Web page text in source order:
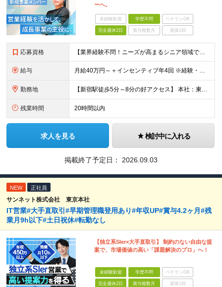
ーへ。
未経験歓迎 学歴不問 ベテランOK
完全週休2日 賞与複数月 面接1回
応募資格 【業界経験不問！ニーズが高まるシニア領域で活躍】 ■20代・30代・40代・50代まで幅広く活躍 ■何かしらの営業経験をお持ちの方（業界・取扱商品・年数不問） ■学歴不問 【このような方を求めていま
給与 月給40万円～＋インセンティブ年4回 ※経験・年齢・スキルなどを考慮の上、当社規定により決定いたします ※試用期間3ヵ月あり（期間中の待遇に変更はありません） ※上記には固定残業代（￥104,085
勤務地 【新宿駅徒歩5分～8分の好アクセス】 本社：東京都新宿区西新宿7丁目3−4 アソルティ西新宿 2F ※転勤なし ※変更の範囲：上記を除く当社関連勤務地
残業時間 20時間以内
求人を見る 検討中に入れる
掲載終了予定日： 2026.09.03
NEW 正社員
サンネット株式会社 東京本社
IT営業#大手直取引#早期管理職登用あり#年収UP#賞与4.2ヶ月#残
業月9h以下#土日祝休#転勤なし
【独立系SIer×大手直取引】 制約のない自由な提
案で、市場価値の高い「課題解決のプロ」へ！
未経験歓迎 学歴不問 ベテランOK
完全週休2日 賞与複数月 面接1回